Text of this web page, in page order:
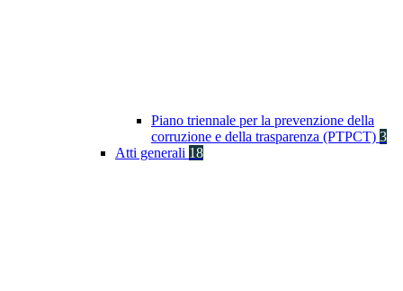
Piano triennale per la prevenzione della
corruzione e della trasparenza (PTPCT) 3
Atti generali 18